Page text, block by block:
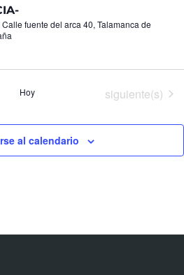
Calle fuente del arca 40, Talamanca de
Hoy Eventos
siguiente(s)
al calendario